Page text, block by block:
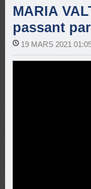
MARIA
passant
19 MARS 2021